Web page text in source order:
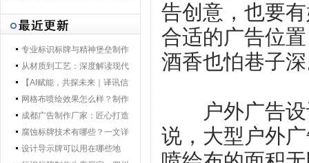
专业标识标牌与精神堡垒制作
专家 | 零贰捌广告制作集团 - 打
造一体化导视解决方案，提升
品牌形象与空间效率
从材质到工艺：深度解读现代
导视标牌制作技术
【AI赋能，共探未来｜译讯信
息董事长马万炯先生一行莅临
028广告制作集团交流赋能】
网格布喷绘效果怎么样？制作
工艺要点核心优势
成都广告制作厂家：匠心打造
城市视觉新名片
腐蚀标牌技术有哪些？一文详
解行业主流工艺与应用
设计导示牌可以用在哪些地
告创意，也要
合适的广告位
酒香也怕巷子
户外广告设
说，大型户外